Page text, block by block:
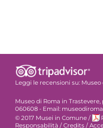
Leggi le recensioni su: Museo
Museo di Roma in Trastevere,
060608 - Email:
© 2017 Musei in Comune /
Responsabilità / Credits /